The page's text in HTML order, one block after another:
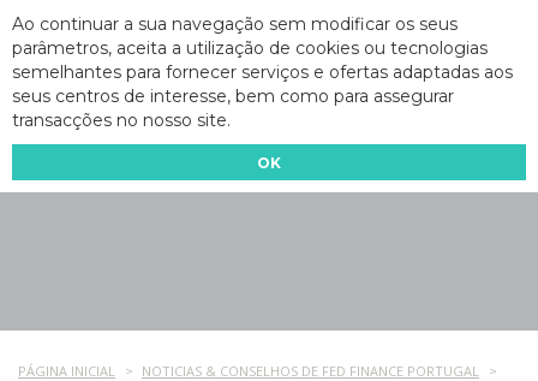
Ao continuar a sua navegação sem modificar os seus
parâmetros, aceita a utilização de cookies ou tecnologias
semelhantes para fornecer serviços e ofertas adaptadas aos
seus centros de interesse, bem como para assegurar
transacções no nosso site.
OK
PÁGINA INICIAL
NOTICIAS & CONSELHOS DE FED FINANCE PORTUGAL